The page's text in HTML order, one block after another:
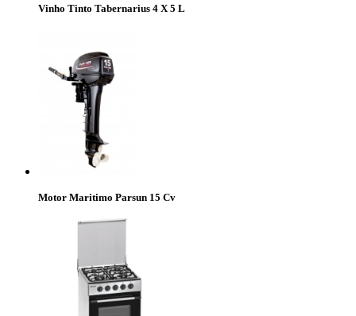
Vinho Tinto Tabernarius 4 X 5 L
Motor Maritimo Parsun 15 Cv